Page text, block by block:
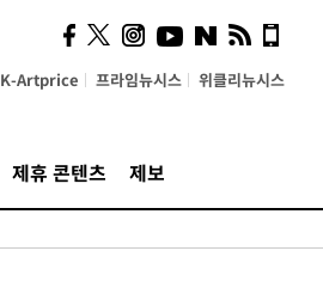
K-Artprice 프라임뉴시스 위클리뉴시스
제휴 콘텐츠 제보
사이 해답 찾았죠"…알을
깨고 나온 '초자아'